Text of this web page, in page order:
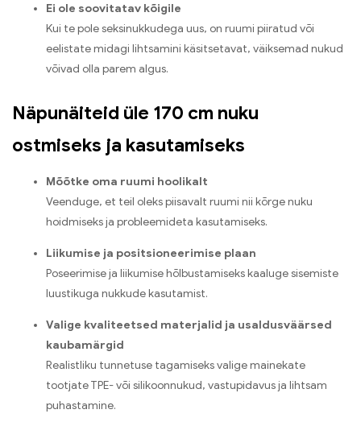
Ei ole soovitatav kõigile
Kui te pole seksinukkudega uus, on ruumi piiratud või
eelistate midagi lihtsamini käsitsetavat, väiksemad nukud
võivad olla parem algus.
Näpunäiteid üle 170 cm nuku
ostmiseks ja kasutamiseks
Mõõtke oma ruumi hoolikalt
Veenduge, et teil oleks piisavalt ruumi nii kõrge nuku
hoidmiseks ja probleemideta kasutamiseks.
Liikumise ja positsioneerimise plaan
Poseerimise ja liikumise hõlbustamiseks kaaluge sisemiste
luustikuga nukkude kasutamist.
Valige kvaliteetsed materjalid ja usaldusväärsed
kaubamärgid
Realistliku tunnetuse tagamiseks valige mainekate
tootjate TPE- või silikoonnukud, vastupidavus ja lihtsam
puhastamine.